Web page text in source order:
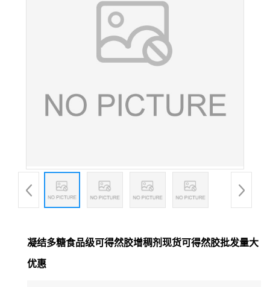
凝结多糖食品级可得然胶增稠剂现货可得然胶批发量大
优惠